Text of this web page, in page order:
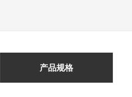
产品规格